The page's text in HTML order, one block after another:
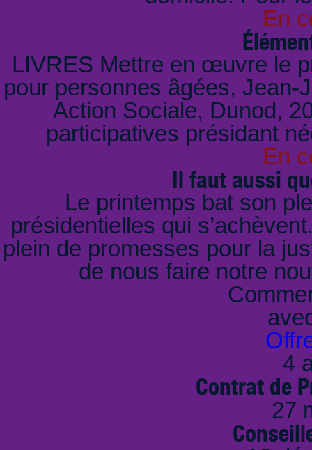
En
LIVRES Mettre en œuvre le
pour personnes âgées, Jean-
Action Sociale, Dunod,
participatives présidant
En
Il faut aussi
Le printemps bat son
présidentielles qui
plein de promesses pour la
de nous faire notre
4
Contrat de
27